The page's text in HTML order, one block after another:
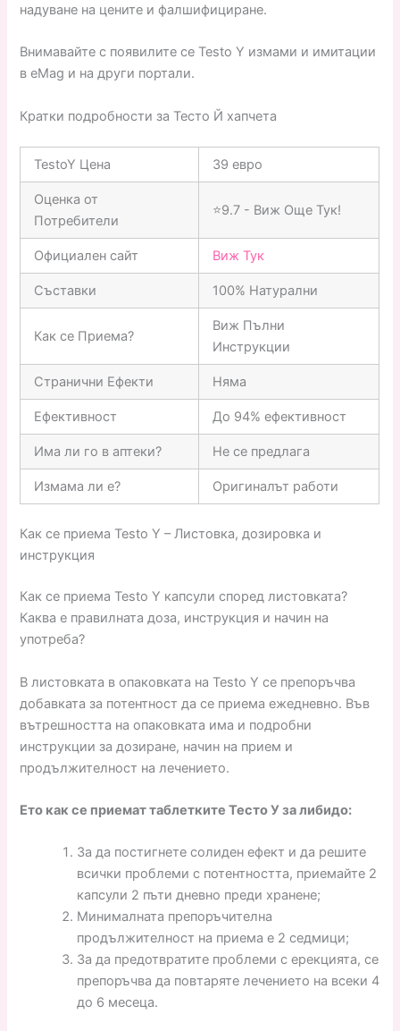
надуване на цените и фалшифициране.
Внимавайте с появилите се Testo Y измами и имитации
в eMag и на други портали.
Кратки подробности за Тесто Й хапчета
TestoY Цена 39 евро
Оценка от
Потребители
⭐9.7 - Виж Още Тук!
Официален сайт Виж Тук
Съставки 100% Натурални
Как се Приема?
Виж Пълни
Инструкции
Странични Ефекти Няма
Ефективност До 94% ефективност
Има ли го в аптеки? Не се предлага
Измама ли е? Оригиналът работи
Как се приема Testo Y – Листовка, дозировка и
инструкция
Как се приема Testo Y капсули според листовката?
Каква е правилната доза, инструкция и начин на
употреба?
В листовката в опаковката на Testo Y се препоръчва
добавката за потентност да се приема ежедневно. Във
вътрешността на опаковката има и подробни
инструкции за дозиране, начин на прием и
продължителност на лечението.
Ето как се приемат таблетките Тесто У за либидо:
За да постигнете солиден ефект и да решите
всички проблеми с потентността, приемайте 2
капсули 2 пъти дневно преди хранене;
Минималната препоръчителна
продължителност на приема е 2 седмици;
За да предотвратите проблеми с ерекцията, се
препоръчва да повтаряте лечението на всеки 4
до 6 месеца.